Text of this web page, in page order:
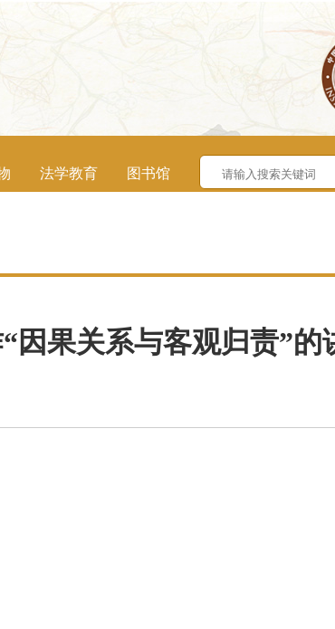
法学教育 图书馆
因果关系与客观归责”的